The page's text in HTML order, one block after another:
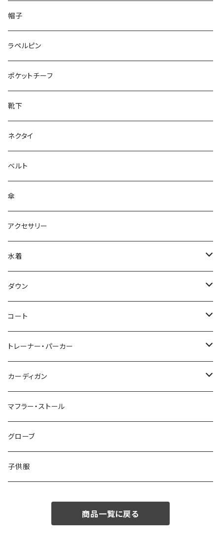
50/XL～
48/L
50/XL～
26cm～
27cm～
28cm～
帽子
ラペルピン
ポケットチーフ
靴下
ネクタイ
ベルト
傘
アクセサリー
水着
～44/S
46/M
48/L
50/XL～
ダウン
～44/S
46/M
48/L
50/XL～
コート
～44/S
46/M
48/L
50/XL～
トレーナー・パーカー
～44/S
46/M
48/L
50/XL～
カーディガン
～44/S
46/M
48/L
マフラー・ストール
グローブ
子供服
商品一覧に戻る